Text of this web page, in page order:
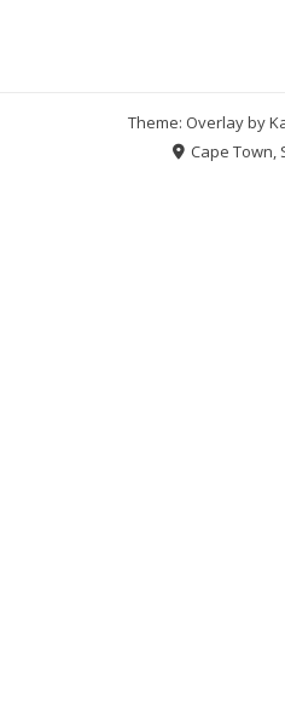
Theme: Overlay by
Cape Town,